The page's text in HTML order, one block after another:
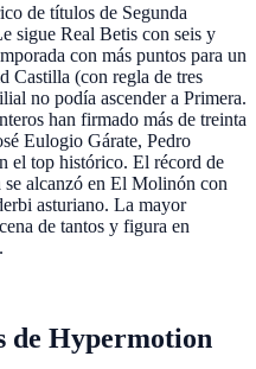
de títulos de Segunda
sigue Real Betis con seis y
con más puntos para un
Castilla (con regla de tres
no podía ascender a Primera.
han firmado más de treinta
Eulogio Gárate, Pedro
el top histórico. El récord de
se alcanzó en El Molinón con
asturiano. La mayor
de tantos y figura en
de Hypermotion